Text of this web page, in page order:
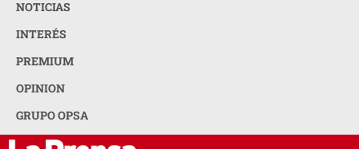
NOTICIAS
INTERÉS
PREMIUM
OPINION
GRUPO OPSA